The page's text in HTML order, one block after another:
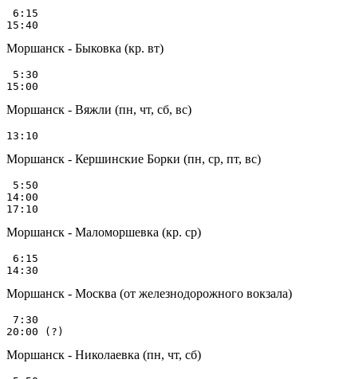
6:15
Моршанск - Быковка (кр. вт)
5:30
Моршанск - Вяжли (пн, чт, сб, вс)
Моршанск - Кершинские Борки (пн, ср, пт, вс)
5:50
14:00
Моршанск - Маломоршевка (кр. ср)
6:15
Моршанск - Москва (от железнодорожного вокзала)
7:30
Моршанск - Николаевка (пн, чт, сб)